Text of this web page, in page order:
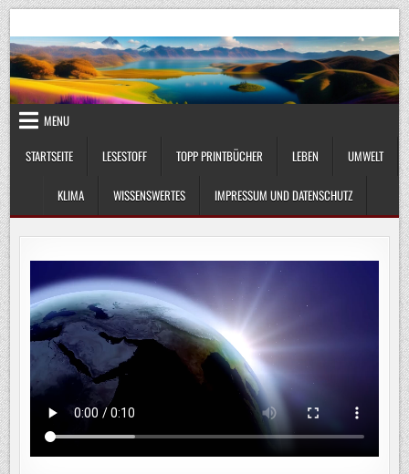
Skip
to
content
UmweltKlima.com
MENU
STARTSEITE
LESESTOFF TOPP PRINTBÜCHER LEBEN UMWELT
KLIMA WISSENSWERTES IMPRESSUM UND DATENSCHUTZ